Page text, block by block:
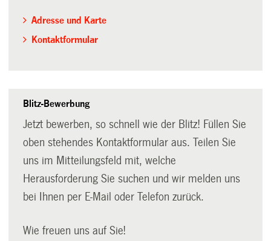
Adresse und Karte
Kontaktformular
Blitz-Bewerbung
Jetzt bewerben, so schnell wie der Blitz! Füllen Sie
oben stehendes Kontaktformular aus. Teilen Sie
uns im Mitteilungsfeld mit, welche
Herausforderung Sie suchen und wir melden uns
bei Ihnen per E-Mail oder Telefon zurück.
Wie freuen uns auf Sie!